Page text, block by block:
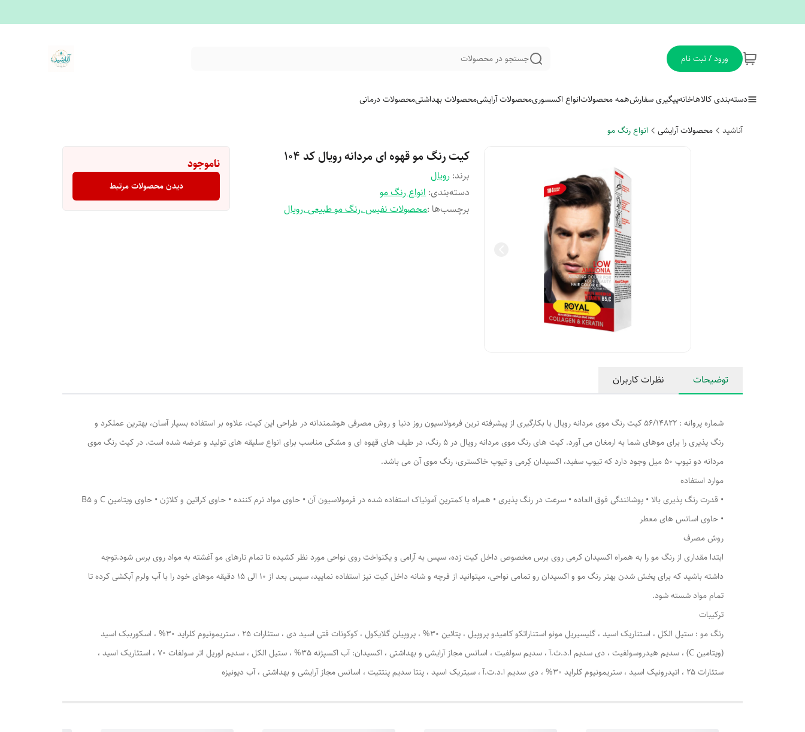
ورود / ثبت نام جستجو در محصولات
دسته‌بندی کالاهاخانهپیگیری سفارشهمه محصولاتانواع اکسسوریمحصولات آرایشیمحصولات بهداشتیمحصولات درمانی
آناشید محصولات آرایشی انواع رنگ مو
کیت رنگ مو قهوه ای مردانه رویال کد ۱۰۴
برند: رویال
دسته‌بندی:انواع رنگ مو
برچسب‌ها :محصولات نفیس .رنگ مو طبیعی .رویال
ناموجود
دیدن محصولات مرتبط
توضیحات نظرات کاربران
شماره پروانه : 56/14822 کیت رنگ موی مردانه رویال با بکارگیری از پیشرفته ترین فرمولاسیون روز دنیا و روش مصرفی هوشمندانه در طراحی این کیت، علاوه بر استفاده بسیار آسان، بهترین عملکرد و
رنگ پذیری را برای موهای شما به ارمغان می آورد. کیت های رنگ موی مردانه رویال در 5 رنگ، در طیف های قهوه ای و مشکی مناسب برای انواع سلیقه های تولید و عرضه شده است. در کیت رنگ موی
مردانه دو تیوپ 50 میل وجود دارد که تیوپ سفید، اکسیدان کِرمی و تیوپ خاکستری، رنگ موی آن می باشد.
موارد استفاده
• قدرت رنگ پذیری بالا • پوشانندگی فوق العاده • سرعت در رنگ پذیری • همراه با کمترین آمونیاک استفاده شده در فرمولاسیون آن • حاوی مواد نرم کننده • حاوی کراتین و کلاژن • حاوی ویتامین C و B5
• حاوی اسانس های معطر
روش مصرف
ابتدا مقداری از رنگ مو را به همراه اکسیدان کرمی روی برس مخصوص داخل کیت زده، سپس به آرامی و یکنواخت روی نواحی مورد نظر کشیده تا تمام تارهای مو آغشته به مواد روی برس شود.توجه
داشته باشید که برای پخش شدن بهتر رنگ مو و اکسیدان رو تمامی نواحی، میتوانید از فرچه و شانه داخل کیت نیز استفاده نمایید، سپس بعد از 10 الی 15 دقیقه موهای خود را با آب ولرم آبکشی کرده تا
تمام مواد شسته شود.
ترکیبات
رنگ مو : ستیل الکل ،‌ استناریک اسید ، گلیسیریل مونو استناراتکو کامیدو پروپیل ، پتائین 30% ،‌ پروپیلن گلایکول ، کوکونات فتی اسید دی ،‌ ستئارات 25 ، ستریمونیوم کلراید 30% ، اسکورببک اسید
(ویتامین C) ، سدیم هیدروسولفیت ، دی سدیم ا.د.ث.آ ، سدیم سولفیت ، اسانس مجاز آرایشی و بهداشتی ، اکسیدان: آب اکسپژنه 35% ، ستیل الکل ، سدیم لوریل اتر سولفات 70 ، استئاریک اسید ،
ستئارات 25 ، اتیدرونیک اسید ، ستریمونیوم کلراید 30% ، دی سدیم ا.د.ت.آ ، سیتریک اسید ، پنتا سدیم پنتتیت ، اسانس مجاز آرایشی و بهداشتی ، آب دیونیزه